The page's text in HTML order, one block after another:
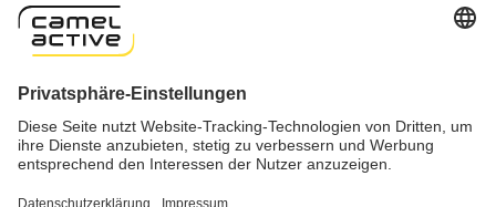
Kontakt
Widerruf